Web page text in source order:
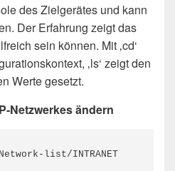
des Zielgerätes und kann
Der Erfahrung zeigt das
sein können. Mit ‚cd‘
‚ls‘ zeigt den
Werte gesetzt.
Netzwerkes ändern
list/INTRANET